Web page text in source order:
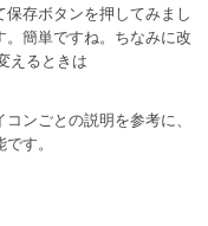
存ボタンを押してみまし
簡単ですね。ちなみに改
えるときは
ンごとの説明を参考に、
す。